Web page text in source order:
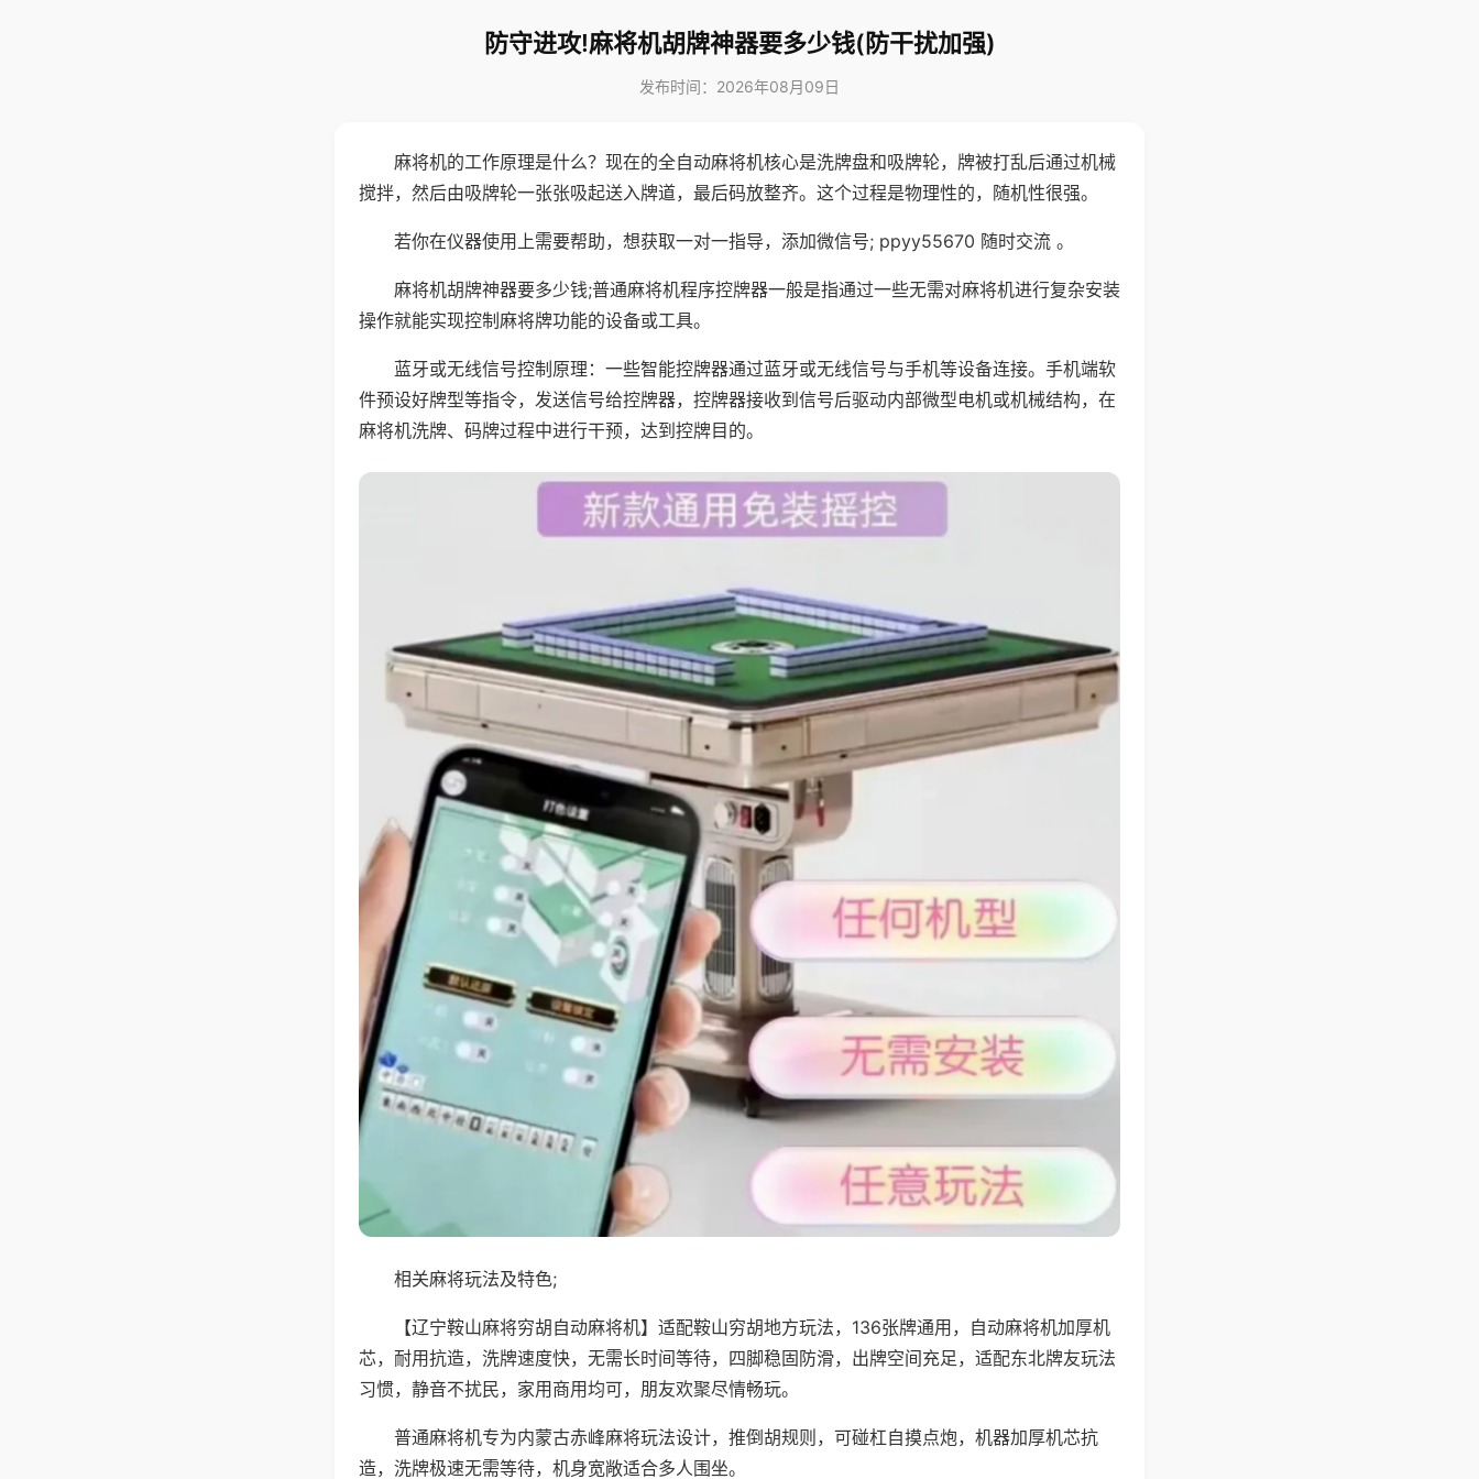
防守进攻!麻将机胡牌神器要多少钱(防干扰加强)
发布时间：2026年08月09日
麻将机的工作原理是什么？现在的全自动麻将机核心是洗牌盘和吸牌轮，牌被打乱后通过机械
搅拌，然后由吸牌轮一张张吸起送入牌道，最后码放整齐。这个过程是物理性的，随机性很强。
若你在仪器使用上需要帮助，想获取一对一指导，添加微信号; ppyy55670 随时交流 。
麻将机胡牌神器要多少钱;普通麻将机程序控牌器一般是指通过一些无需对麻将机进行复杂安装
操作就能实现控制麻将牌功能的设备或工具。
蓝牙或无线信号控制原理：一些智能控牌器通过蓝牙或无线信号与手机等设备连接。手机端软
件预设好牌型等指令，发送信号给控牌器，控牌器接收到信号后驱动内部微型电机或机械结构，在
麻将机洗牌、码牌过程中进行干预，达到控牌目的。
相关麻将玩法及特色;
【辽宁鞍山麻将穷胡自动麻将机】适配鞍山穷胡地方玩法，136张牌通用，自动麻将机加厚机
芯，耐用抗造，洗牌速度快，无需长时间等待，四脚稳固防滑，出牌空间充足，适配东北牌友玩法
习惯，静音不扰民，家用商用均可，朋友欢聚尽情畅玩。
普通麻将机专为内蒙古赤峰麻将玩法设计，推倒胡规则，可碰杠自摸点炮，机器加厚机芯抗
造，洗牌极速无需等待，机身宽敞适合多人围坐。